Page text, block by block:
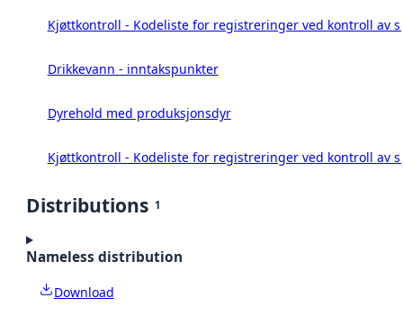
Kjøttkontroll - Kodeliste for registreringer ved kontroll av
Drikkevann - inntakspunkter
Dyrehold med produksjonsdyr
Kjøttkontroll - Kodeliste for registreringer ved kontroll av
Distributions 1
Nameless distribution
Download